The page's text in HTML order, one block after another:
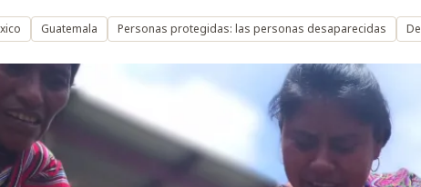
Guatemala Personas protegidas: las personas desaparecidas